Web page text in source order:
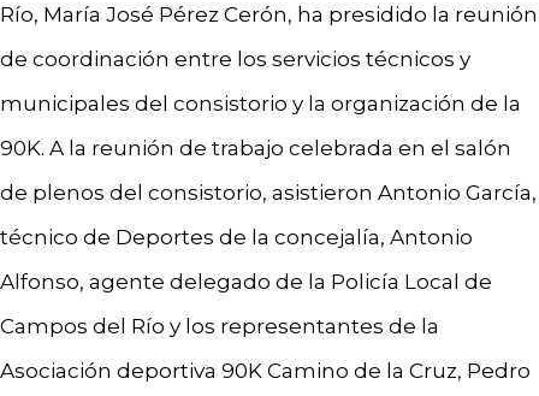
Río, María José Pérez Cerón, ha presidido la reunión
de coordinación entre los servicios técnicos y
municipales del consistorio y la organización de la
90K. A la reunión de trabajo celebrada en el salón
de plenos del consistorio, asistieron Antonio García,
técnico de Deportes de la concejalía, Antonio
Alfonso, agente delegado de la Policía Local de
Campos del Río y los representantes de la
Asociación deportiva 90K Camino de la Cruz, Pedro